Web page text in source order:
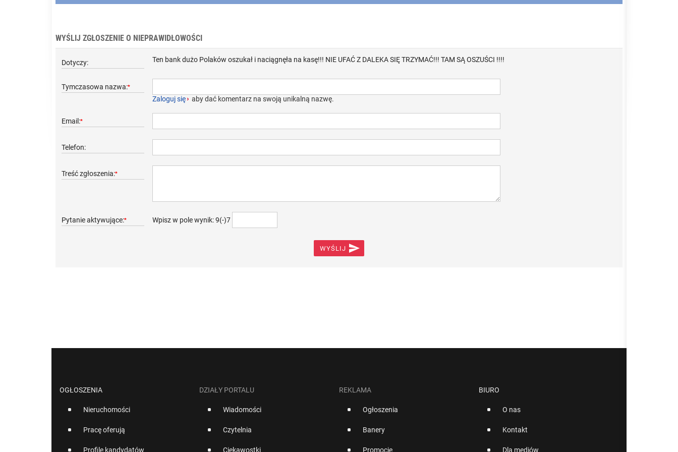
WYŚLIJ ZGŁOSZENIE O NIEPRAWIDŁOWOŚCI
Dotyczy: Ten bank dużo Polaków oszukał i naciągnęła na kasę!!! NIE UFAĆ Z DALEKA SIĘ TRZYMAĆ!!! TAM SĄ OSZUŚCI !!!!
Tymczasowa nazwa:*
Zaloguj się› aby dać komentarz na swoją unikalną nazwę.
Email:*
Telefon:
Treść zgłoszenia:*
Pytanie aktywujące:* Wpisz w pole wynik: 9(-)7
WYŚLIJ 
OGŁOSZENIA
Nieruchomości
Pracę oferują
Profile kandydatów
DZIAŁY PORTALU
Wiadomości
Czytelnia
Ciekawostki
REKLAMA
Ogłoszenia
Banery
Promocje
BIURO
O nas
Kontakt
Dla mediów